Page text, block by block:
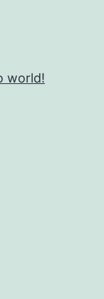
world!